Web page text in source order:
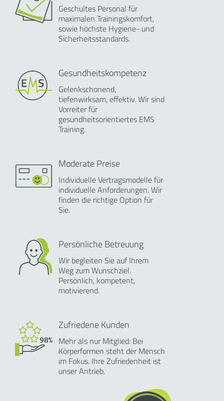
Geschultes Personal für
maximalen Trainingskomfort,
sowie höchste Hygiene- und
Sicherheitsstandards.
Gesundheitskompetenz
Gelenkschonend,
tiefenwirksam, effektiv. Wir sind
Vorreiter für
gesundheitsorientiertes EMS
Training.
Moderate Preise
Individuelle Vertragsmodelle für
individuelle Anforderungen. Wir
finden die richtige Option für
Sie.
Persönliche Betreuung
Wir begleiten Sie auf Ihrem
Weg zum Wunschziel.
Persönlich, kompetent,
motivierend.
Zufriedene Kunden
Mehr als nur Mitglied: Bei
Körperformen steht der Mensch
im Fokus. Ihre Zufriedenheit ist
unser Antrieb.